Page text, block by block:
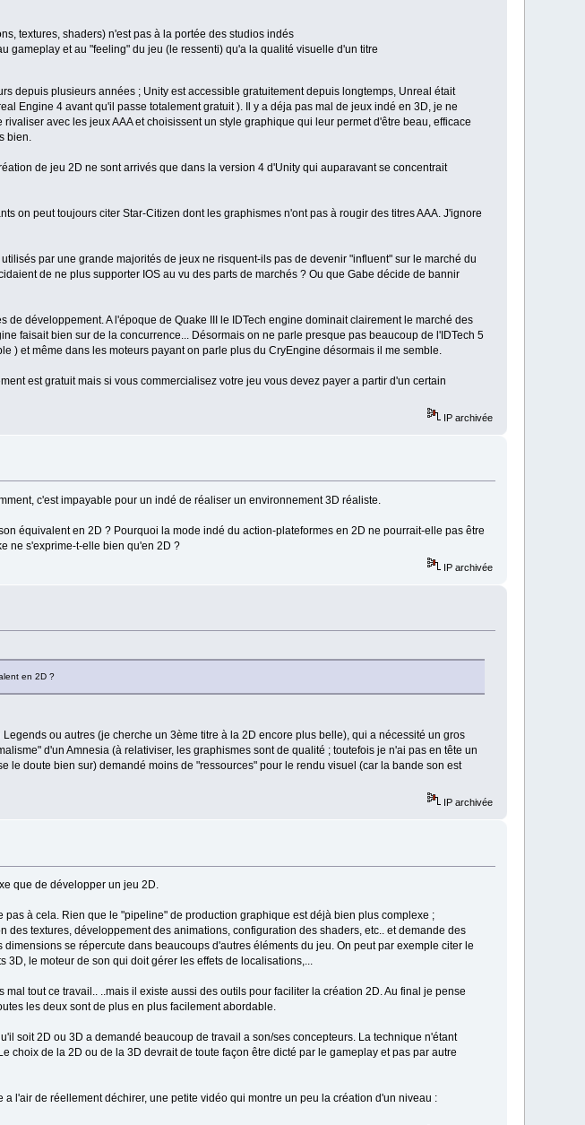
textures, shaders) n'est pas à la portée des studios indés
gameplay et au "feeling" du jeu (le ressenti) qu'a la qualité visuelle d'un titre
depuis plusieurs années ; Unity est accessible gratuitement depuis longtemps, Unreal était
Engine 4 avant qu'il passe totalement gratuit ). Il y a déja pas mal de jeux indé en 3D, je ne
avec les jeux AAA et choisissent un style graphique qui leur permet d'être beau, efficace
bien.
de jeu 2D ne sont arrivés que dans la version 4 d'Unity qui auparavant se concentrait
on peut toujours citer Star-Citizen dont les graphismes n'ont pas à rougir des titres AAA. J'ignore
par une grande majorités de jeux ne risquent-ils pas de devenir "influent" sur le marché du
de ne plus supporter IOS au vu des parts de marchés ? Ou que Gabe décide de bannir
développement. A l'époque de Quake III le IDTech engine dominait clairement le marché des
faisait bien sur de la concurrence... Désormais on ne parle presque pas beaucoup de l'IDTech 5
) et même dans les moteurs payant on parle plus du CryEngine désormais il me semble.
est gratuit mais si vous commercialisez votre jeu vous devez payer a partir d'un certain
IP archivée
c'est impayable pour un indé de réaliser un environnement 3D réaliste.
équivalent en 2D ? Pourquoi la mode indé du action-plateformes en 2D ne pourrait-elle pas être
ne s'exprime-t-elle bien qu'en 2D ?
IP archivée
en 2D ?
ou autres (je cherche un 3ème titre à la 2D encore plus belle), qui a nécessité un gros
d'un Amnesia (à relativiser, les graphismes sont de qualité ; toutefois je n'ai pas en tête un
le doute bien sur) demandé moins de "ressources" pour le rendu visuel (car la bande son est
IP archivée
que de développer un jeu 2D.
à cela. Rien que le "pipeline" de production graphique est déjà bien plus complexe ;
textures, développement des animations, configuration des shaders, etc.. et demande des
se répercute dans beaucoups d'autres éléments du jeu. On peut par exemple citer le
le moteur de son qui doit gérer les effets de localisations,...
tout ce travail.. ..mais il existe aussi des outils pour faciliter la création 2D. Au final je pense
les deux sont de plus en plus facilement abordable.
soit 2D ou 3D a demandé beaucoup de travail a son/ses concepteurs. La technique n'étant
choix de la 2D ou de la 3D devrait de toute façon être dicté par le gameplay et pas par autre
l'air de réellement déchirer, une petite vidéo qui montre un peu la création d'un niveau :